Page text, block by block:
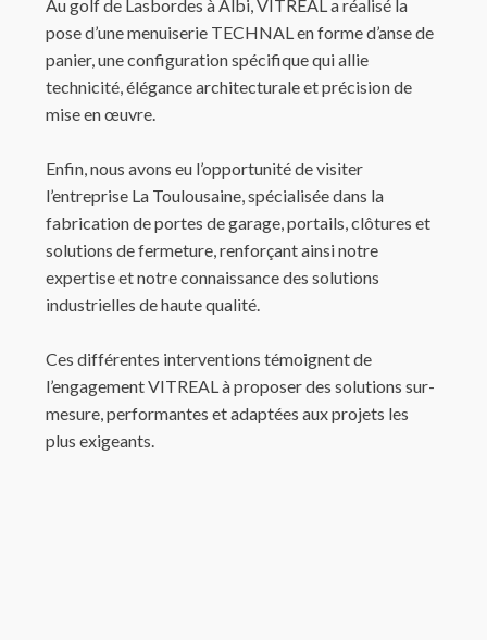
Au golf de Lasbordes à Albi, VITREAL a réalisé la
pose d’une menuiserie TECHNAL en forme d’anse de
panier, une configuration spécifique qui allie
technicité, élégance architecturale et précision de
mise en œuvre.
Enfin, nous avons eu l’opportunité de visiter
l’entreprise La Toulousaine, spécialisée dans la
fabrication de portes de garage, portails, clôtures et
solutions de fermeture, renforçant ainsi notre
expertise et notre connaissance des solutions
industrielles de haute qualité.
Ces différentes interventions témoignent de
l’engagement VITREAL à proposer des solutions sur-
mesure, performantes et adaptées aux projets les
plus exigeants.